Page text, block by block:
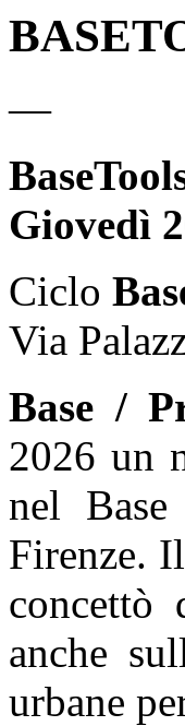
—
Giovedì
Ciclo
Via
Base /
2026 un
nel
Firenze.
concettò
anche
urbane